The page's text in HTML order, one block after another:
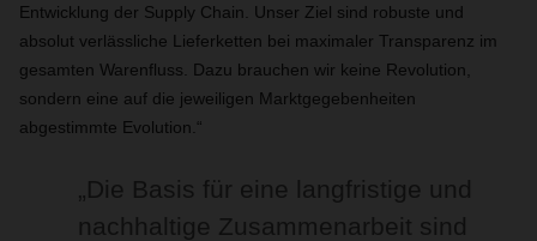
Entwicklung der Supply Chain. Unser Ziel sind robuste und
absolut verlässliche Lieferketten bei maximaler Transparenz im
gesamten Warenfluss. Dazu brauchen wir keine Revolution,
sondern eine auf die jeweiligen Marktgegebenheiten
abgestimmte Evolution.“
„Die Basis für eine langfristige und
nachhaltige Zusammenarbeit sind